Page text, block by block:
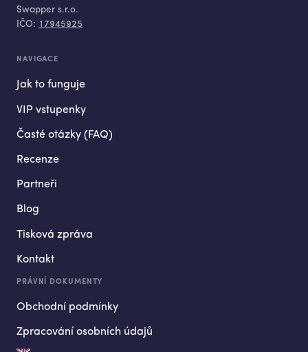
Swapper s.r.o.
IČO: 17945925
NAVIGACE
Jak to funguje
VIP vstupenky
Časté otázky (FAQ)
Recenze
Partneři
Blog
Tisková zpráva
Kontakt
PRÁVNÍ DOKUMENTY
Obchodní podmínky
Zpracování osobních údajů